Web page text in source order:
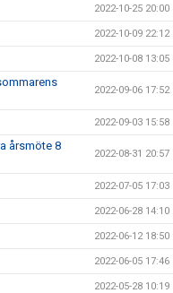
2022-10-25 20:00
2022-10-09 22:12
2022-10-08 13:05
2022-09-06 17:52
2022-09-03 15:58
årsmöte 8
2022-08-31 20:57
2022-07-05 17:03
2022-06-28 14:10
2022-06-12 18:50
2022-06-05 17:46
2022-05-28 10:19